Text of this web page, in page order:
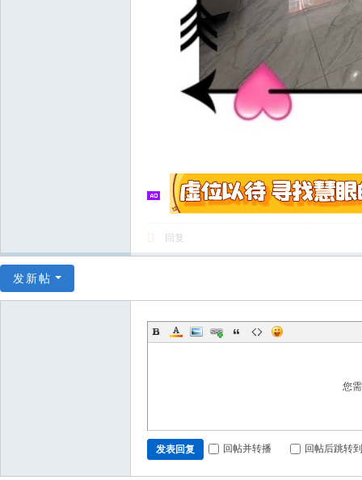
回复
发新帖
您
发表回复 回帖并转播 回帖后跳转